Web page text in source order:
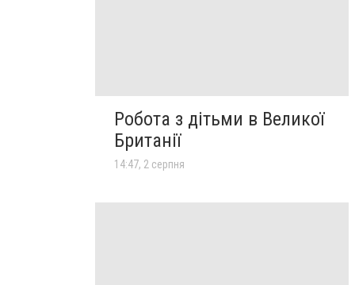
Робота з дітьми в Великої
Британії
14:47, 2 серпня